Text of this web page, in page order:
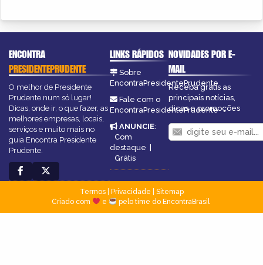
ENCONTRA
PRESIDENTEPRUDENTE
O melhor de Presidente
Prudente num só lugar!
Dicas, onde ir, o que fazer, as
melhores empresas, locais,
serviços e muito mais no
guia Encontra Presidente
Prudente.
LINKS RÁPIDOS
Sobre
EncontraPresidentePrudente
Fale com o
EncontraPresidentePrudente
ANUNCIE:
Com
destaque
Grátis
NOVIDADES POR E-
MAIL
Receba grátis as
principais notícias,
dicas e promoções
Termos| Privacidade
Sitemap
Criado com
e pelo time do EncontraBrasil